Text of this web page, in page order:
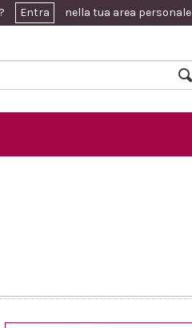
Entra nella tua area personale